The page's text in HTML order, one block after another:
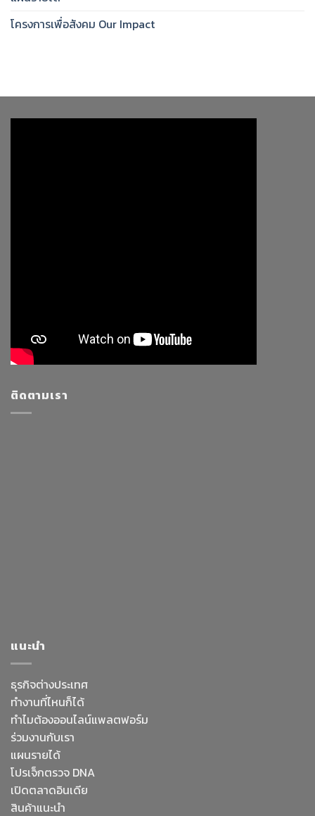
โครงการเพื่อสังคม Our Impact
ติดตามเรา
แนะนำ
ธุรกิจต่างประเทศ
ทำงานที่ไหนก็ได้
ทำไมต้องออนไลน์แพลตฟอร์ม
ร่วมงานกับเรา
แผนรายได้
โปรเจ็กตรวจ DNA
เปิดตลาดอินเดีย
สินค้าแนะนำ